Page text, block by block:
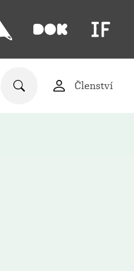
Členství